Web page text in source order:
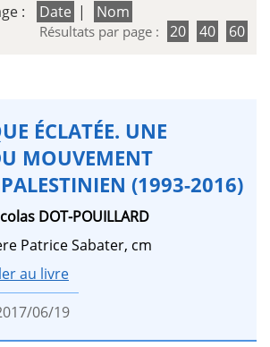
: Date | Nom
Résultats par page : 20 40 60
ÉCLATÉE. UNE
MOUVEMENT
(1993-2016)
DOT-POUILLARD
Patrice Sabater, cm
au livre
06/19